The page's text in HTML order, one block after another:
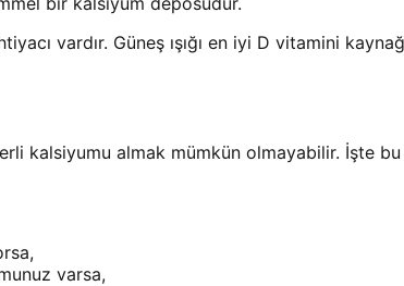
vardır. Güneş ışığı en iyi D vitamini
kalsiyumu almak mümkün olmayabilir. İşte
varsa,